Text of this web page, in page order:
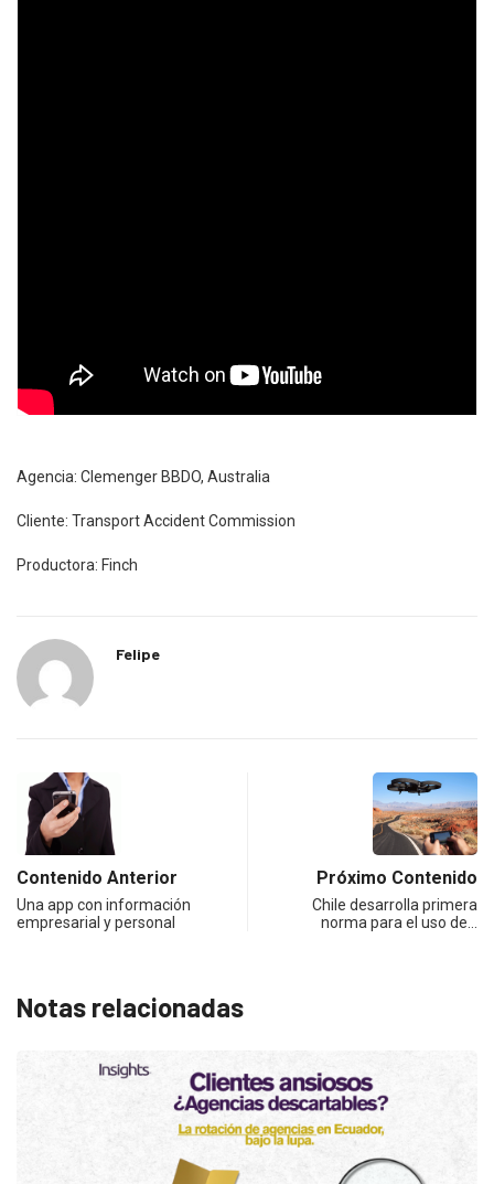
Agencia: Clemenger BBDO, Australia
Cliente: Transport Accident Commission
Productora: Finch
Felipe
Contenido Anterior
Una app con información
empresarial y personal
Próximo Contenido
Chile desarrolla primera
norma para el uso de…
Notas relacionadas